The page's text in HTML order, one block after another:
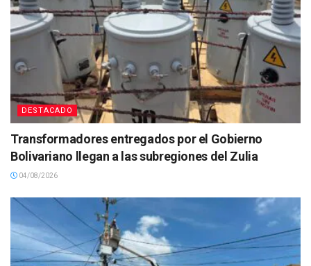
DESTACADO
Transformadores entregados por el Gobierno
Bolivariano llegan a las subregiones del Zulia
04/08/2026